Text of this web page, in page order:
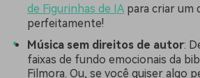
de Figurinhas de IA para criar um
perfeitamente!
Música sem direitos de autor:
faixas de fundo emocionais da
Filmora. Ou, se você quiser algo